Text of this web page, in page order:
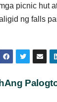
picnic hut
ng falls
Ang